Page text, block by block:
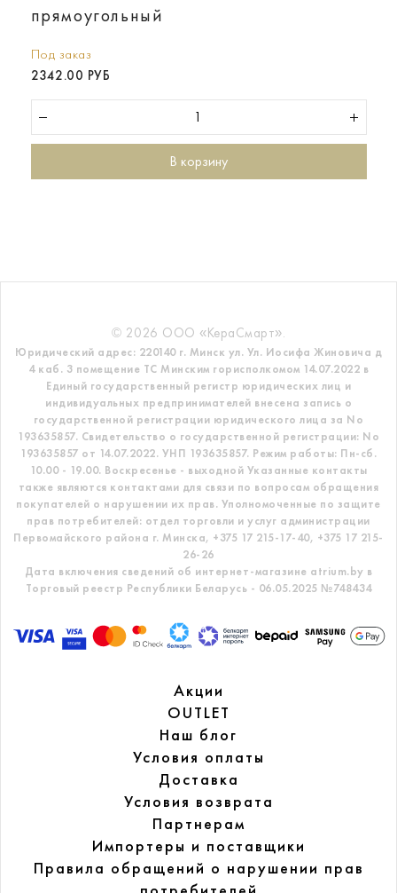
прямоугольный
Под заказ
2342.00 РУБ
В корзину
© 2026 ООО «КераСмарт».
Юридический адрес: 220140 г. Минск ул. Ул. Иосифа Жиновича д
4 каб. 3 помещение ТС Минским горисполкомом 14.07.2022 в
Единый государственный регистр юридических лиц и
индивидуальных предпринимателей внесена запись о
государственной регистрации юридического лица за No
193635857. Свидетельство о государственной регистрации: No
193635857 от 14.07.2022. УНП 193635857. Режим работы: Пн-сб.
10.00 - 19.00. Воскресенье - выходной Указанные контакты
также являются контактами для связи по вопросам обращения
покупателей о нарушении их прав. Уполномоченные по защите
прав потребителей: отдел торговли и услуг администрации
Первомайского района г. Минска, +375 17 215-17-40, +375 17 215-
26-26
Дата включения сведений об интернет-магазине atrium.by в
Торговый реестр Республики Беларусь - 06.05.2025 №748434
Акции
OUTLET
Наш блог
Условия оплаты
Доставка
Условия возврата
Партнерам
Импортеры и поставщики
Правила обращений о нарушении прав